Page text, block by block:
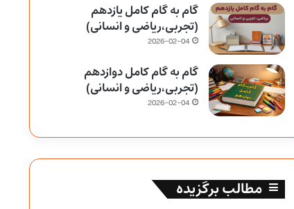
گام به گام کامل یازدهم
(تجربی،ریاضی و انسانی)
2026-02-04
گام به گام کامل دوازدهم
(تجربی،ریاضی و انسانی)
2026-02-04
مطالب برگزیده